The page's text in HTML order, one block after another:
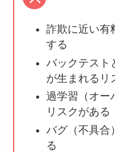
詐欺に近い有
する
バックテスト
が生まれるリ
過学習（オー
リスクがある
バグ（不具合
る